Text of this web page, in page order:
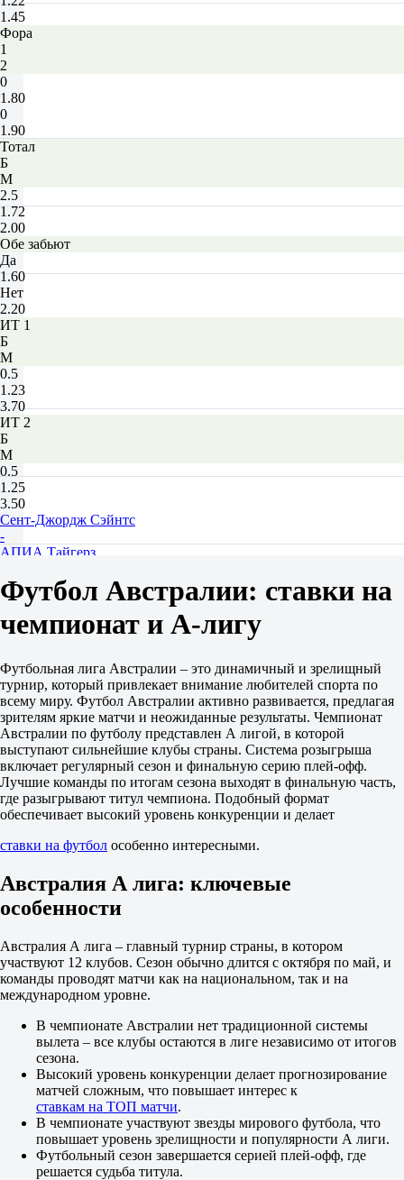
1.45
Фора
1
2
0
1.80
0
1.90
Тотал
Б
М
2.5
1.72
2.00
Обе забьют
Да
1.60
Нет
2.20
ИТ 1
Б
М
0.5
1.23
3.70
ИТ 2
Б
М
0.5
1.25
3.50
Сент-Джордж Сэйнтс
-
АПИА Тайгерз
6.30
4.60
1.35
1X
X2
2.70
1.12
1.05
Фора
1
2
+1.5
1.70
-1.5
Тотал
М
2.5
1.55
Обе забьют
Да
1.75
Нет
ИТ 1
ИТ 2
Футбол Австралии: ставки на
чемпионат и А-лигу
Футбольная лига Австралии – это динамичный и зрелищный
турнир, который привлекает внимание любителей спорта по
всему миру. Футбол Австралии активно развивается, предлагая
зрителям яркие матчи и неожиданные результаты. Чемпионат
Австралии по футболу представлен А лигой, в которой
выступают сильнейшие клубы страны. Система розыгрыша
включает регулярный сезон и финальную серию плей-офф.
Лучшие команды по итогам сезона выходят в финальную часть,
где разыгрывают титул чемпиона. Подобный формат
обеспечивает высокий уровень конкуренции и делает
ставки на футбол особенно интересными.
Австралия А лига: ключевые
особенности
Австралия А лига – главный турнир страны, в котором
участвуют 12 клубов. Сезон обычно длится с октября по май, и
команды проводят матчи как на национальном, так и на
международном уровне.
В чемпионате Австралии нет традиционной системы
вылета – все клубы остаются в лиге независимо от итогов
сезона.
Высокий уровень конкуренции делает прогнозирование
матчей сложным, что повышает интерес к
ставкам на ТОП матчи.
В чемпионате участвуют звезды мирового футбола, что
повышает уровень зрелищности и популярности А лиги.
Футбольный сезон завершается серией плей-офф, где
решается судьба титула.